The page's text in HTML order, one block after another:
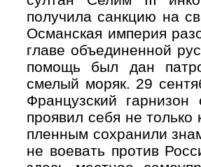
получила санкцию на
Османская империя
главе объединенной
помощь был дан
смелый моряк. 29
Французский
проявил себя не
пленным сохранили
не воевать против